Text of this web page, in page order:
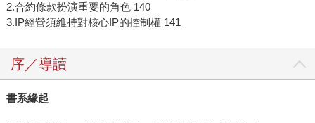
2.合約條款扮演重要的角色 140
3.IP經營須維持對核心IP的控制權 141
序／導讀
書系緣起